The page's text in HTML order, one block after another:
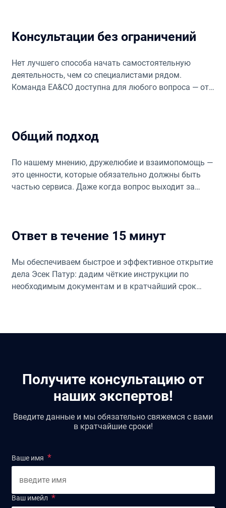
Консультации без ограничений
Нет лучшего способа начать самостоятельную
деятельность, чем со специалистами рядом.
Команда EA&CO доступна для любого вопроса — от
Общий подход
По нашему мнению, дружелюбие и взаимопомощь —
это ценности, которые обязательно должны быть
частью сервиса. Даже когда вопрос выходит за
Ответ в течение 15 минут
Мы обеспечиваем быстрое и эффективное открытие
дела Эсек Патур: дадим чёткие инструкции по
необходимым документам и в кратчайший срок
Получите консультацию от
наших экспертов!
Введите данные и мы обязательно свяжемся с вами
в кратчайшие сроки!
Ваше имя
Ваш имейл